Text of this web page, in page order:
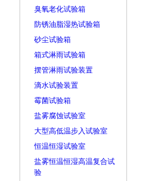
臭氧老化试验箱
防锈油脂湿热试验箱
砂尘试验箱
箱式淋雨试验箱
摆管淋雨试验装置
滴水试验装置
霉菌试验箱
盐雾腐蚀试验室
大型高低温步入试验室
恒温恒湿试验室
盐雾恒温恒湿高温复合试
验